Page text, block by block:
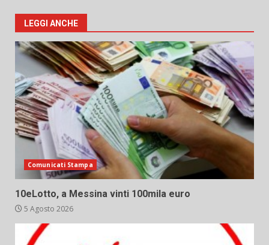
LEGGI ANCHE
Comunicati Stampa
10eLotto, a Messina vinti 100mila euro
5 Agosto 2026